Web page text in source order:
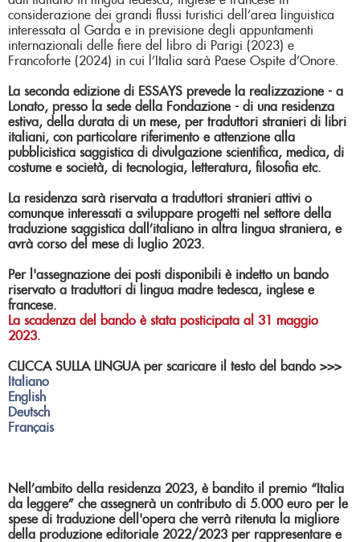
considerazione dei grandi flussi turistici dell’area linguistica
interessata al Garda e in previsione degli appuntamenti
internazionali delle fiere del libro di Parigi (2023) e
Francoforte (2024) in cui l’Italia sarà Paese Ospite d’Onore.
La seconda edizione di ESSAYS prevede la realizzazione - a
Lonato, presso la sede della Fondazione - di una residenza
estiva, della durata di un mese, per traduttori stranieri di libri
italiani, con particolare riferimento e attenzione alla
pubblicistica saggistica di divulgazione scientifica, medica, di
costume e società, di tecnologia, letteratura, filosofia etc.
La residenza sarà riservata a traduttori stranieri attivi o
comunque interessati a sviluppare progetti nel settore della
traduzione saggistica dall’italiano in altra lingua straniera, e
avrà corso del mese di luglio 2023.
Per l'assegnazione dei posti disponibili è indetto un bando
riservato a traduttori di lingua madre tedesca, inglese e
francese.
La scadenza del bando è stata posticipata al 31 maggio
2023.
CLICCA SULLA LINGUA per scaricare il testo del bando >>>
Italiano
English
Deutsch
Français
Nell’ambito della residenza 2023, è bandito il premio “Italia
da leggere” che assegnerà un contributo di 5.000 euro per le
spese di traduzione dell'opera che verrà ritenuta la migliore
della produzione editoriale 2022/2023 per rappresentare e